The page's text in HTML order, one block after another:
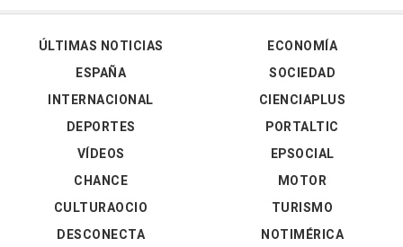
ÚLTIMAS NOTICIAS
ESPAÑA
INTERNACIONAL
DEPORTES
VÍDEOS
ECONOMÍA
SOCIEDAD
CIENCIAPLUS
PORTALTIC
EPSOCIAL
CHANCE
CULTURAOCIO
DESCONECTA
MOTOR
TURISMO
NOTIMÉRICA